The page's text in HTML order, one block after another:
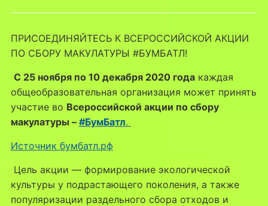
ПРИСОЕДИНЯЙТЕСЬ К ВСЕРОССИЙСКОЙ АКЦИИ
ПО СБОРУ МАКУЛАТУРЫ #БУМБАТЛ!
С 25 ноября по 10 декабря 2020 годакаждая
общеобразовательная организация может принять
участие во Всероссийской акции по сбору
макулатуры – #БумБатл.
Источник бумбатл.рф
Цель акции — формирование экологической
культуры у подрастающего поколения, а также
популяризации раздельного сбора отходов и